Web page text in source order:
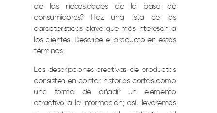
de las necesidades de la base de
consumidores?
Haz una lista de las
características clave que más interesan a
los clientes. Describe el producto en estos
términos.
Las descripciones creativas de productos
consisten en contar historias cortas como
una forma de añadir un elemento
atractivo a la información; así, llevaremos